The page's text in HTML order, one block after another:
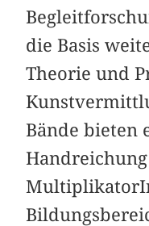
die Basis
Theorie und
Bände bieten